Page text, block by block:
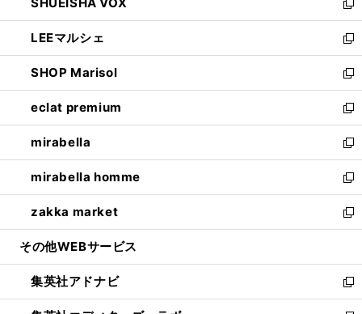
で
開
く
ド
ウ
で
開
く
ィ
ン
ド
ウ
で
開
く
い
ウ
ィ
ン
ド
ウ
で
開
く
SHUEISHA VOX
新
し
い
ウ
ィ
ン
ド
ウ
で
開
く
LEEマルシェ
新
し
い
ウ
ィ
ン
ド
ウ
で
開
く
SHOP Marisol
新
し
い
ウ
ィ
ン
ド
ウ
で
開
eclat premium
新
し
い
ウ
ィ
ン
ド
ウ
開
く
mirabella
新
し
い
ウ
ィ
ン
ウ
で
開
mirabella homme
新
し
い
ウ
ン
ド
ウ
zakka market
新
し
ウ
ィ
ン
その他WEBサービス
集英社アドナビ
新
し